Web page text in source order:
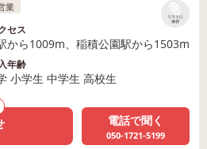
リストに
保存
業
セス
から1009m、稲積公園駅から1503m
年齢
小学生 中学生 高校生
電話で聞く
050-1721-5199